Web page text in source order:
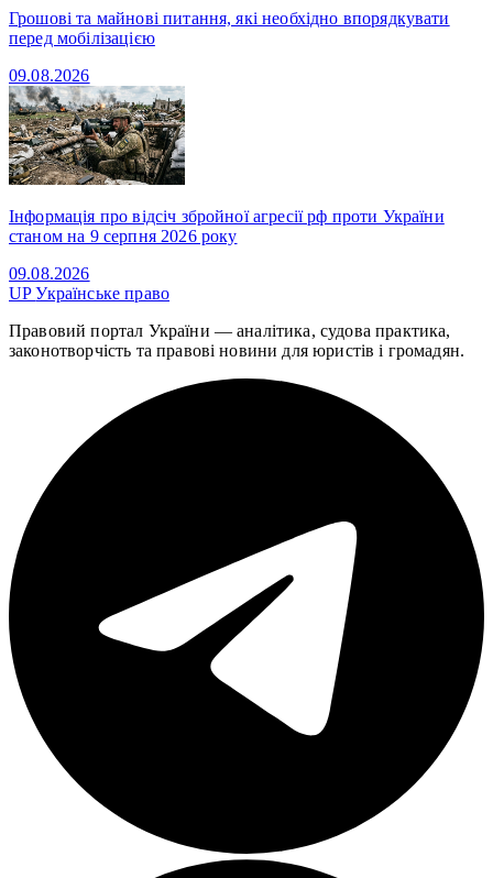
Грошові та майнові питання, які необхідно впорядкувати
перед мобілізацією
09.08.2026
Інформація про відсіч збройної агресії рф проти України
станом на 9 серпня 2026 року
09.08.2026
UPУкраїнське право
Правовий портал України — аналітика, судова практика,
законотворчість та правові новини для юристів і громадян.